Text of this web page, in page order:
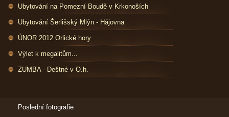
Ubytování na Pomezní Boudě v Krkonoších
Ubytování Šerlišský Mlýn - Hájovna
ÚNOR 2012 Orlické hory
Výlet k megalitům...
ZUMBA - Deštné v O.h.
Poslední fotografie